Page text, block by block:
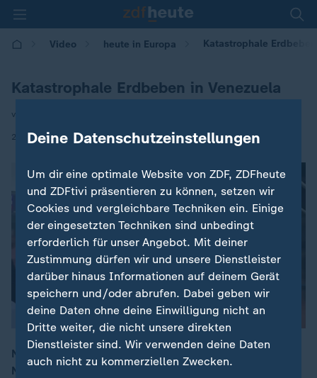
Video heute in Europa Katastrophale
Katastrophale Erdbeben in Venezuela
von Gert Anhalt
25.06.2026 | 16:00
Nach schweren Erdbeben in Venezuela wurde der
Notstand ausgerufen. Es werden hohe Opferzahlen
Deine Datenschutzeinstellungen
Um dir eine optimale Website von ZDF, ZDFheute
und ZDFtivi präsentieren zu können, setzen wir
Cookies und vergleichbare Techniken ein. Einige
der eingesetzten Techniken sind unbedingt
erforderlich für unser Angebot. Mit deiner
Zustimmung dürfen wir und unsere Dienstleister
darüber hinaus Informationen auf deinem Gerät
speichern und/oder abrufen. Dabei geben wir
deine Daten ohne deine Einwilligung nicht an
Dritte weiter, die nicht unsere direkten
Dienstleister sind. Wir verwenden deine Daten
auch nicht zu kommerziellen Zwecken.